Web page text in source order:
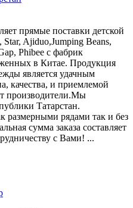
прямые поставки детской
Ajiduo,Jumping Beans,
Phibee с фабрик
в Китае. Продукция
является удачным
качества, и приемлемой
производители.Мы
Татарстан.
размерными рядами так и без
сумма заказа составляет
с Вами! ...